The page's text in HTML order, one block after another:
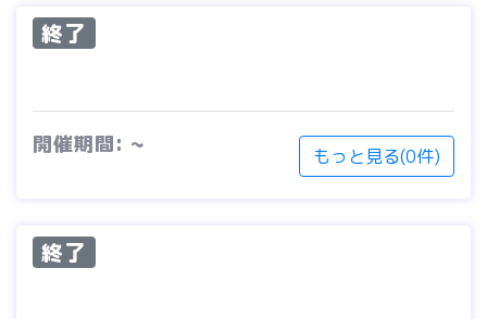
終了
開催期間: ~ もっと見る(0件)
終了